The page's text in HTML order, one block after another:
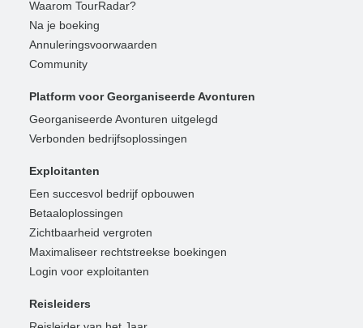
Waarom TourRadar?
Na je boeking
Annuleringsvoorwaarden
Community
Platform voor Georganiseerde Avonturen
Georganiseerde Avonturen uitgelegd
Verbonden bedrijfsoplossingen
Exploitanten
Een succesvol bedrijf opbouwen
Betaaloplossingen
Zichtbaarheid vergroten
Maximaliseer rechtstreekse boekingen
Login voor exploitanten
Reisleiders